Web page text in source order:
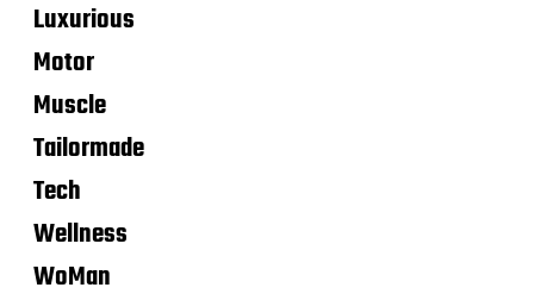
Luxurious
Motor
Muscle
Tailormade
Tech
Wellness
WoMan